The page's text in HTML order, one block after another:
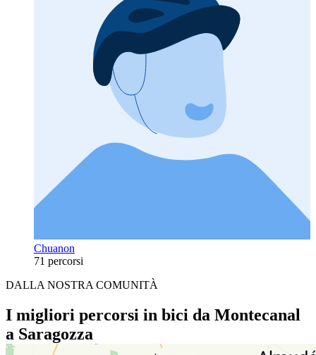
Chuanon
71 percorsi
DALLA NOSTRA COMUNITÀ
I migliori percorsi in bici da Montecanal
a Saragozza